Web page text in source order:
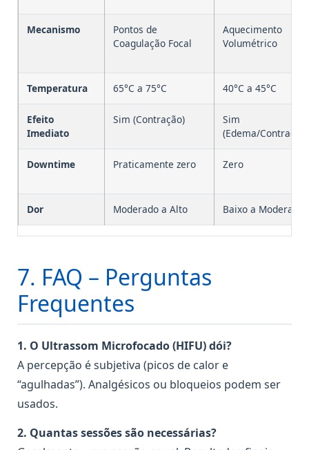
Mecanismo
Pontos de
Coagulação Focal
Aquecimento
Volumétrico
Temperatura 65°C a 75°C 40°C a 45°C
Efeito
Imediato
Sim (Contração)
Sim
(Edema/Contração)
Downtime Praticamente zero Zero
Dor Moderado a Alto Baixo a Moderado
7. FAQ – Perguntas
Frequentes
1. O Ultrassom Microfocado (HIFU) dói?
A percepção é subjetiva (picos de calor e
“agulhadas”). Analgésicos ou bloqueios podem ser
usados.
2. Quantas sessões são necessárias?